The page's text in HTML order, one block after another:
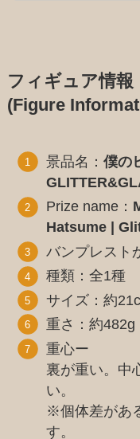
フィギュア情報
(Figure
景品名：僕の
Prize name：
Hatsume |
バンプレスト
種類：全1種
サイズ：約
重さ：約482g
重心ー
裏が重い。中
い。
※個体差があ
す。